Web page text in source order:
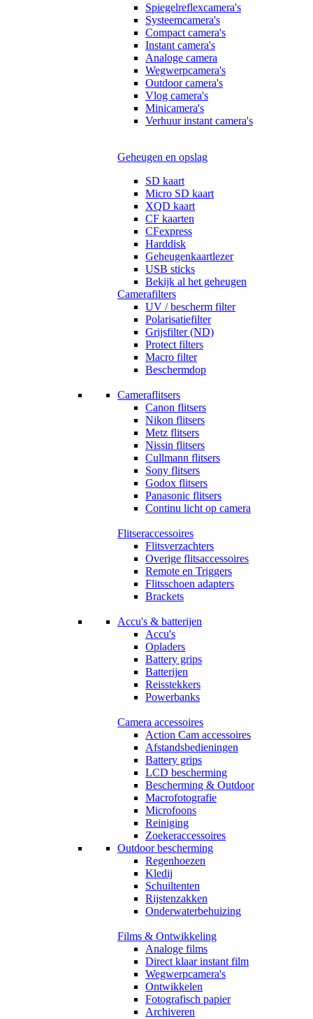
Spiegelreflexcamera's
Systeemcamera's
Compact camera's
Instant camera's
Analoge camera
Wegwerpcamera's
Outdoor camera's
Vlog camera's
Minicamera's
Verhuur instant camera's
Geheugen en opslag
SD kaart
Micro SD kaart
XQD kaart
CF kaarten
CFexpress
Harddisk
Geheugenkaartlezer
USB sticks
Bekijk al het geheugen
Camerafilters
UV / bescherm filter
Polarisatiefilter
Grijsfilter (ND)
Protect filters
Macro filter
Beschermdop
Cameraflitsers
Canon flitsers
Nikon flitsers
Metz flitsers
Nissin flitsers
Cullmann flitsers
Sony flitsers
Godox flitsers
Panasonic flitsers
Continu licht op camera
Flitseraccessoires
Flitsverzachters
Overige flitsaccessoires
Remote en Triggers
Flitsschoen adapters
Brackets
Accu's & batterijen
Accu's
Opladers
Battery grips
Batterijen
Reisstekkers
Powerbanks
Camera accessoires
Action Cam accessoires
Afstandsbedieningen
Battery grips
LCD bescherming
Bescherming & Outdoor
Macrofotografie
Microfoons
Reiniging
Zoekeraccessoires
Outdoor bescherming
Regenhoezen
Kledij
Schuiltenten
Rijstenzakken
Onderwaterbehuizing
Films & Ontwikkeling
Analoge films
Direct klaar instant film
Wegwerpcamera's
Ontwikkelen
Fotografisch papier
Archiveren